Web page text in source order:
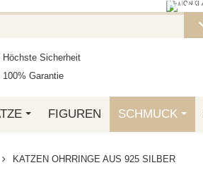
Höchste Sicherheit
100% Garantie
FIGUREN SCHMUCK
KATZEN OHRRINGE AUS 925 SILBER